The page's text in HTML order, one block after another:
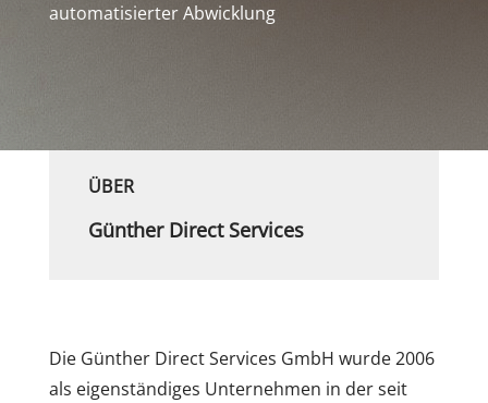
automatisierter Abwicklung
ÜBER
Günther Direct Services
Die Günther Direct Services GmbH wurde 2006
als eigenständiges Unternehmen in der seit